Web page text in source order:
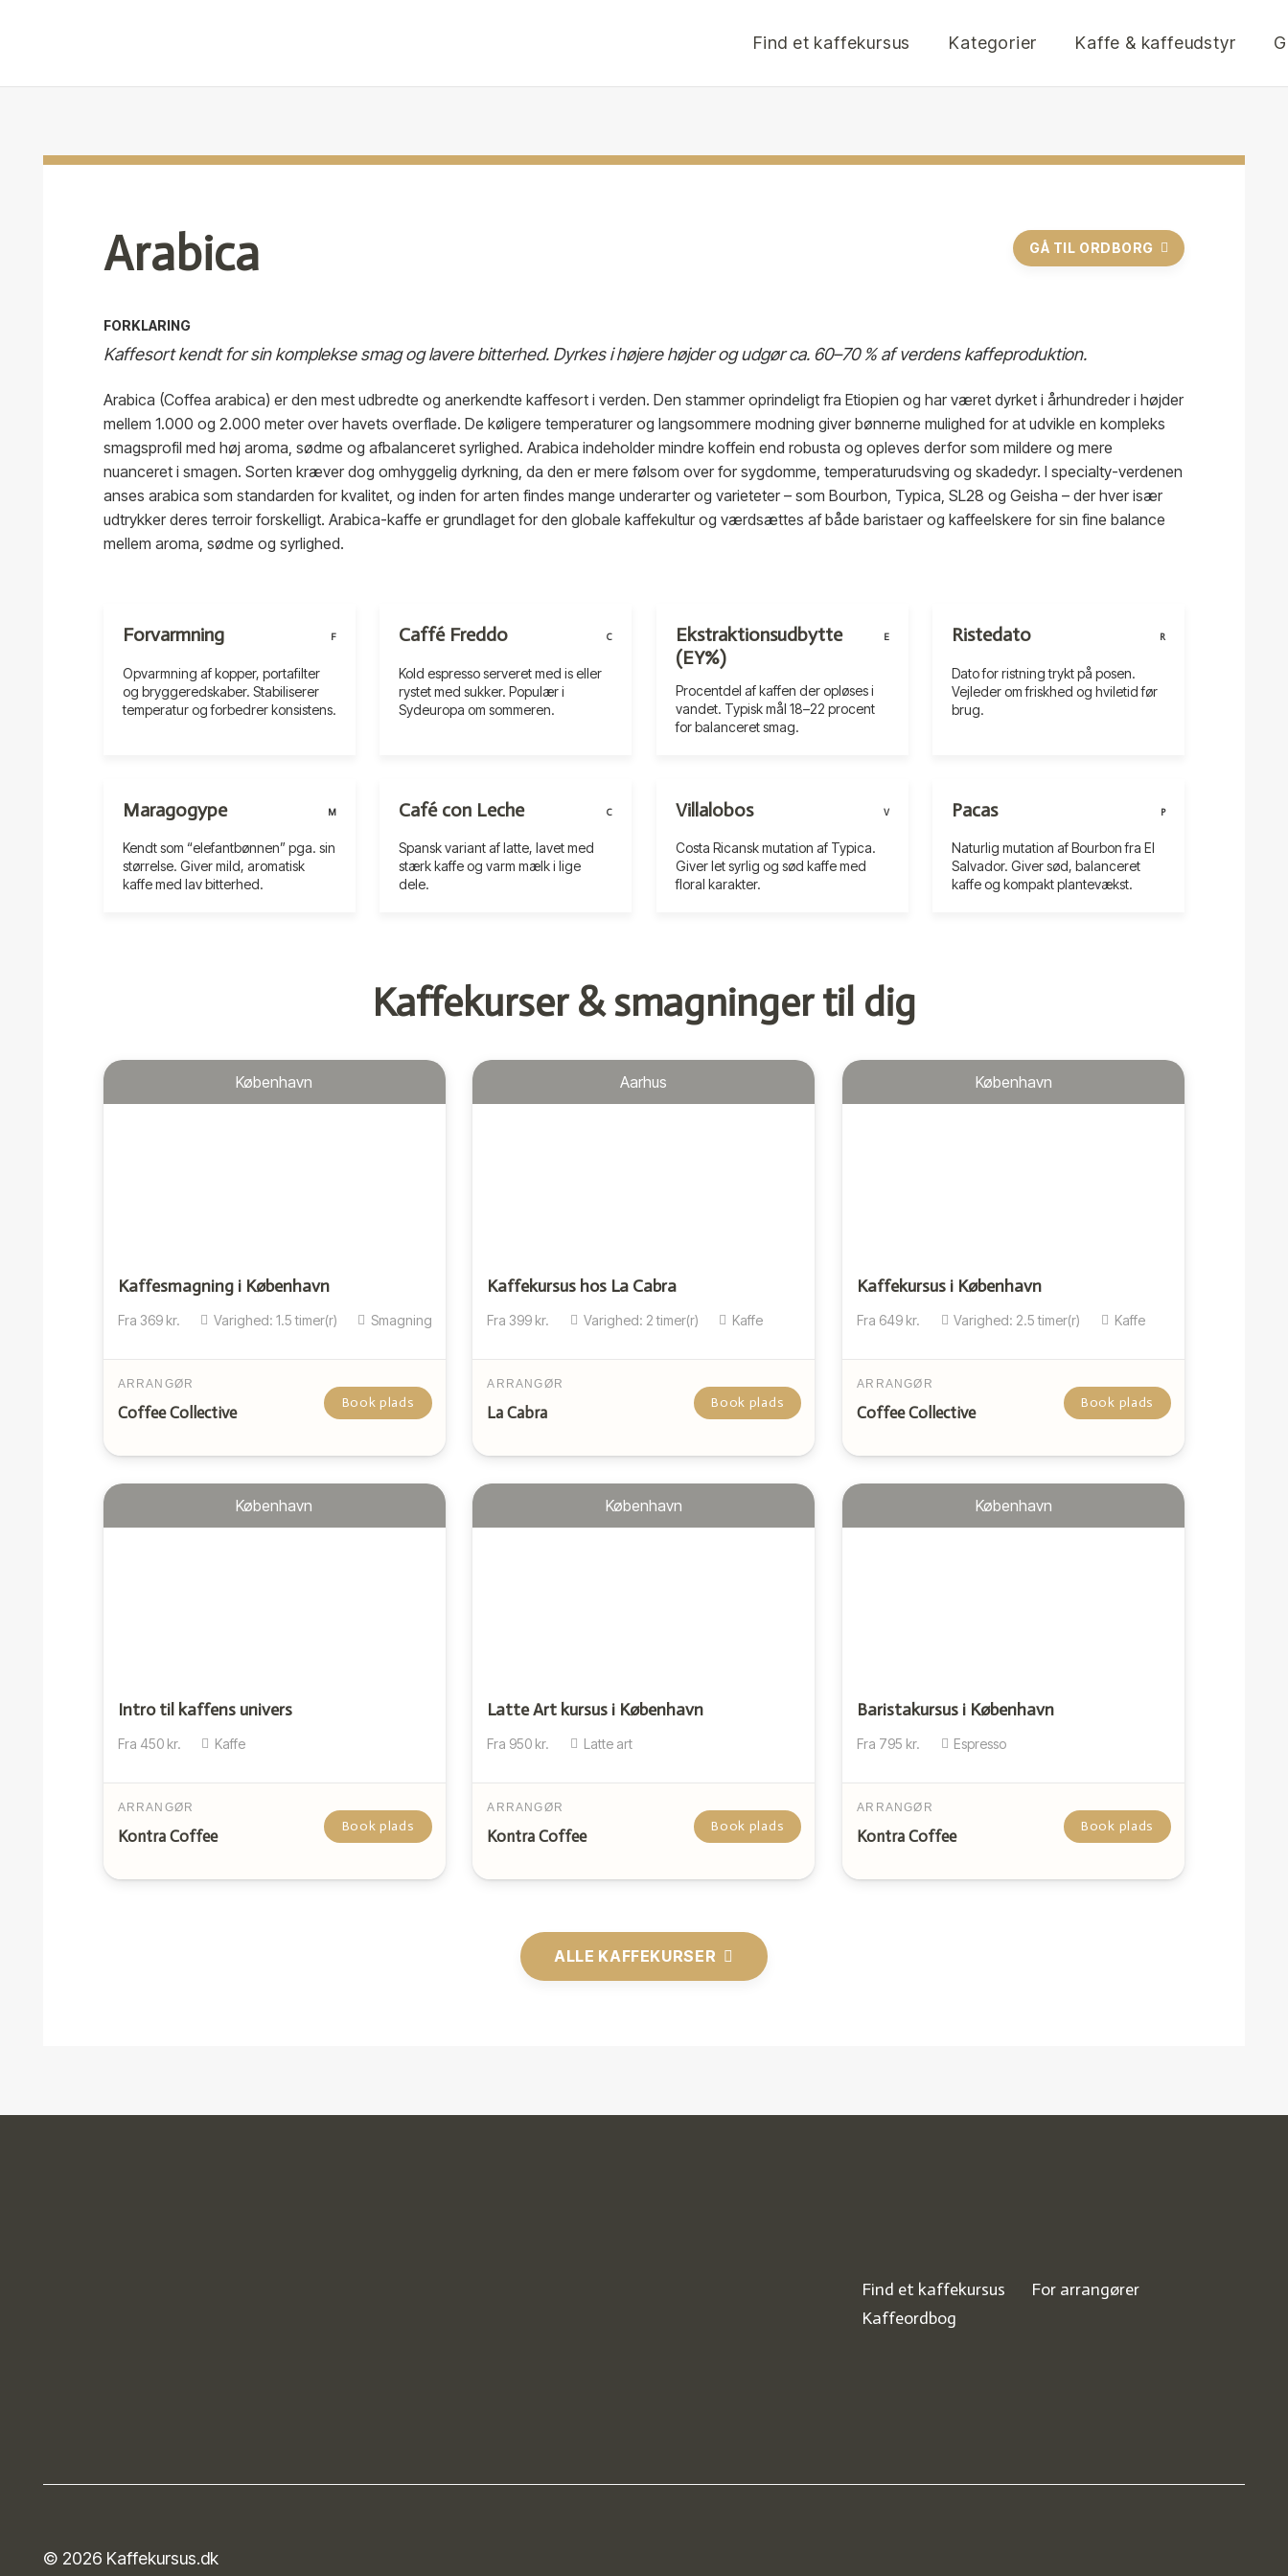
Find et kaffekursus Kategorier Kaffe & kaffeudstyr
Arabica GÅ TIL ORDBORG
FORKLARING
Kaffesort kendt for sin komplekse smag og lavere bitterhed. Dyrkes i højere højder og udgør ca. 60–70 % af verdens kaffeproduktion.
Arabica (Coffea arabica) er den mest udbredte og anerkendte kaffesort i verden. Den stammer oprindeligt fra Etiopien og har været dyrket i århundreder i højder
mellem 1.000 og 2.000 meter over havets overflade. De køligere temperaturer og langsommere modning giver bønnerne mulighed for at udvikle en kompleks
smagsprofil med høj aroma, sødme og afbalanceret syrlighed. Arabica indeholder mindre koffein end robusta og opleves derfor som mildere og mere
nuanceret i smagen. Sorten kræver dog omhyggelig dyrkning, da den er mere følsom over for sygdomme, temperaturudsving og skadedyr. I specialty-verdenen
anses arabica som standarden for kvalitet, og inden for arten findes mange underarter og varieteter – som Bourbon, Typica, SL28 og Geisha – der hver især
udtrykker deres terroir forskelligt. Arabica-kaffe er grundlaget for den globale kaffekultur og værdsættes af både baristaer og kaffeelskere for sin fine balance
mellem aroma, sødme og syrlighed.
Forvarmning F
Opvarmning af kopper, portafilter
og bryggeredskaber. Stabiliserer
temperatur og forbedrer konsistens.
Caffé Freddo C
Kold espresso serveret med is eller
rystet med sukker. Populær i
Sydeuropa om sommeren.
Ekstraktionsudbytte
(EY%)
E
Procentdel af kaffen der opløses i
vandet. Typisk mål 18–22 procent
for balanceret smag.
Ristedato R
Dato for ristning trykt på posen.
Vejleder om friskhed og hviletid før
brug.
Maragogype M
Kendt som “elefantbønnen” pga. sin
størrelse. Giver mild, aromatisk
kaffe med lav bitterhed.
Café con Leche C
Spansk variant af latte, lavet med
stærk kaffe og varm mælk i lige
dele.
Villalobos V
Costa Ricansk mutation af Typica.
Giver let syrlig og sød kaffe med
floral karakter.
Pacas P
Naturlig mutation af Bourbon fra El
Salvador. Giver sød, balanceret
kaffe og kompakt plantevækst.
Kaffekurser & smagninger til dig
København
Kaffesmagning i København
Fra 369kr. Varighed: 1.5timer(r) Smagning
ARRANGØR
Coffee Collective
Book plads
Aarhus
Kaffekursus hos La Cabra
Fra399 kr. Varighed: 2timer(r) Kaffe
ARRANGØR
La Cabra
Book plads
København
Kaffekursus i København
Fra 649 kr. Varighed: 2.5timer(r) Kaffe
ARRANGØR
Coffee Collective
Book plads
København
Intro til kaffens univers
Fra 450kr. Kaffe
ARRANGØR
Kontra Coffee
Book plads
København
Latte Art kursus i København
Fra 950 kr. Latte art
ARRANGØR
Kontra Coffee
Book plads
København
Baristakursus i København
Fra 795 kr. Espresso
ARRANGØR
Kontra Coffee
Book plads
ALLE KAFFEKURSER
Find et kaffekursus
For arrangører
Kaffeordbog
© 2026 Kaffekursus.dk